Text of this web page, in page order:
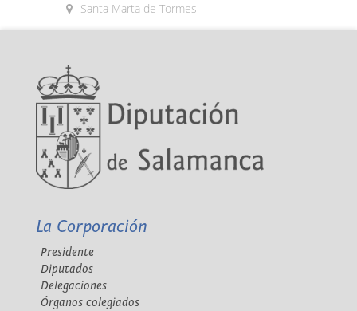
Santa Marta de Tormes
La Corporación
Presidente
Diputados
Delegaciones
Órganos colegiados